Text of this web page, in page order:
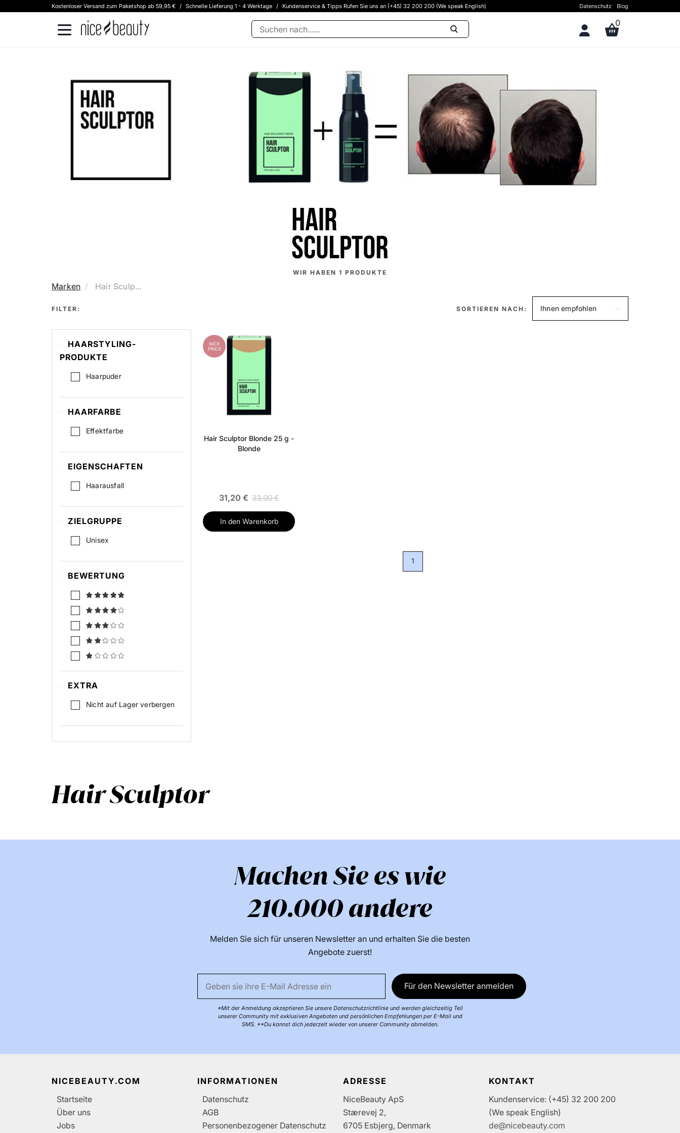
Kostenloser Versand zum Paketshop ab 59,95 € / Schnelle Lieferung 1 - 4 Werktage / Kundenservice & Tipps Rufen Sie uns an (+45) 32 200 200 (We speak English) Datenschutz Blog
0
WIR HABEN 1 PRODUKTE
Marken Hair Sculp...
FILTER: Ihnen empfohlen
SORTIEREN NACH:
HAARSTYLING-
PRODUKTE
Haarpuder
HAARFARBE
Effektfarbe
EIGENSCHAFTEN
Haarausfall
ZIELGRUPPE
Unisex
BEWERTUNG
EXTRA
Nicht auf Lager verbergen
NICE
PRICE
Hair Sculptor Blonde 25 g -
Blonde
31,20 € 33,00 €
In den Warenkorb
1
Hair Sculptor
Machen Sie es wie
210.000 andere
Melden Sie sich für unseren Newsletter an und erhalten Sie die besten
Angebote zuerst!
Für den Newsletter anmelden
*Mit der Anmeldung akzeptieren Sie unsere Datenschutzrichtlinie und werden gleichzeitig Teil
unserer Community mit exklusiven Angeboten und persönlichen Empfehlungen per E-Mail und
SMS. **Du kannst dich jederzeit wieder von unserer Community abmelden.
NICEBEAUTY.COM
Startseite
Über uns
Jobs
INFORMATIONEN
Datenschutz
AGB
Personenbezogener Datenschutz
ADRESSE
NiceBeauty ApS
Stærevej 2,
6705 Esbjerg, Denmark
KONTAKT
Kundenservice: (+45) 32 200 200
(We speak English)
de@nicebeauty.com